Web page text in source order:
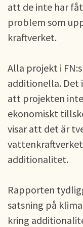
att de inte har
problem som
kraftverket.
Alla projekt i
additionella. Det
att projekten
ekonomiskt
visar att det är
additionalitet.
Rapporten
satsning på
kring